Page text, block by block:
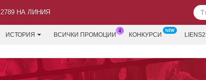
2789 НА ЛИНИЯ
ИСТОРИЯ ВСИЧКИ ПРОМОЦИИ КОНКУРСИ